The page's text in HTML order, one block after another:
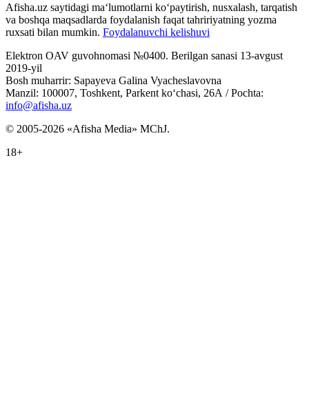
Afisha.uz saytidagi ma‘lumotlarni ko‘paytirish, nusxalash, tarqatish
va boshqa maqsadlarda foydalanish faqat tahririyatning yozma
ruxsati bilan mumkin. Foydalanuvchi kelishuvi
Elektron OAV guvohnomasi №0400. Berilgan sanasi 13-avgust
2019-yil
Bosh muharrir: Sapayeva Galina Vyacheslavovna
Manzil: 100007, Toshkent, Parkent ko‘chasi, 26А / Pochta:
info@afisha.uz
© 2005-2026 «Afisha Media» MChJ.
18+